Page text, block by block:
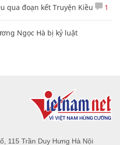
qua đoạn kết Truyện Kiều 1
Ngọc Hà bị kỷ luật
115 Trần Duy Hưng Hà Nội